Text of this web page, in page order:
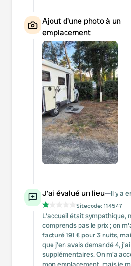
Ajout d'une photo à un
emplacement
J'ai évalué un lieu—il y a
Sitecode:114547
L'accueil était sympathique,
comprends pas le prix ; on
facturé 191 € pour 3 nuits,
que j'en avais demandé 4,
supplémentaires. On m'a
mon emplacement, mais je